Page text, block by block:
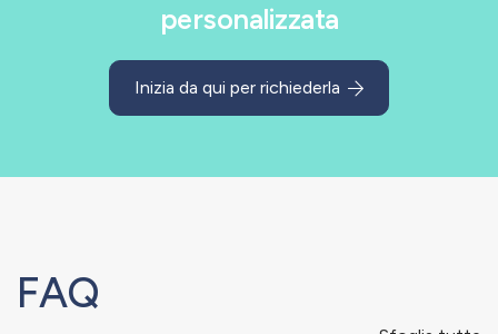
personalizzata
Inizia da qui per richiederla
FAQ